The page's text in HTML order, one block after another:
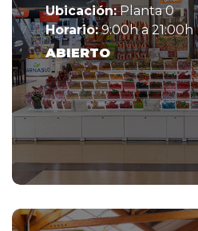
Ubicación:Planta 0
Horario:9:00h a 21:00h
ABIERTO